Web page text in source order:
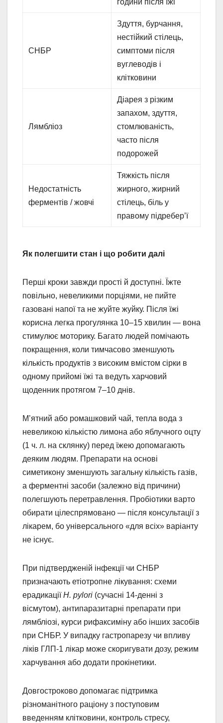
години після їжі
СНБР
Здуття, бурчання,
нестійкий стілець,
симптоми після
вуглеводів і
клітковини
Лямбліоз
Діарея з різким
запахом, здуття,
стомлюваність,
часто після
подорожей
Недостатність
ферментів / жовчі
Тяжкість після
жирного, жирний
стілець, біль у
правому підребер’ї
Як полегшити стан і що робити далі
Перші кроки завжди прості й доступні. Їжте
повільно, невеликими порціями, не пийте
газовані напої та не жуйте жуйку. Після їжі
корисна легка прогулянка 10–15 хвилин — вона
стимулює моторику. Багато людей помічають
покращення, коли тимчасово зменшують
кількість продуктів з високим вмістом сірки в
одному прийомі їжі та ведуть харчовий
щоденник протягом 7–10 днів.
М’ятний або ромашковий чай, тепла вода з
невеликою кількістю лимона або яблучного оцту
(1 ч. л. на склянку) перед їжею допомагають
деяким людям. Препарати на основі
симетикону зменшують загальну кількість газів,
а ферментні засоби (залежно від причини)
полегшують перетравлення. Пробіотики варто
обирати цілеспрямовано — після консультації з
лікарем, бо універсального «для всіх» варіанту
не існує.
При підтвердженій інфекції чи СНБР
призначають етіотропне лікування: схеми
ерадикаціїH. pylori (сучасні 14-денні з
вісмутом), антипаразитарні препарати при
лямбліозі, курси рифаксиміну або інших засобів
при СНБР. У випадку гастропарезу чи впливу
ліків ГЛП-1 лікар може скоригувати дозу, режим
харчування або додати прокінетики.
Довгостроково допомагає підтримка
різноманітного раціону з поступовим
введенням клітковини, контроль стресу,